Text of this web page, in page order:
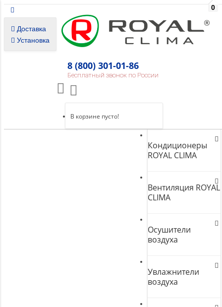
Доставка
Установка
8 (800) 301-01-86
Бесплатный звонок по России
0
В корзине пусто!
Кондиционеры
ROYAL CLIMA
Вентиляция ROYAL
CLIMA
Осушители
воздуха
Увлажнители
воздуха